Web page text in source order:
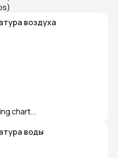
воздуха
chart...
воды